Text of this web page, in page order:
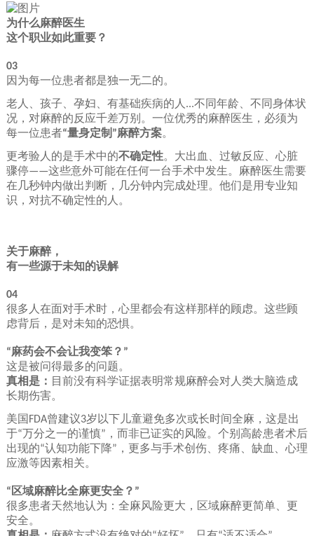
为什么麻醉医生
这个职业如此重要？
03
因为每一位患者都是独一无二的。
老人、孩子、孕妇、有基础疾病的人 ...不同年龄、不同身体状
况，对麻醉的反应千差万别。一位优秀的麻醉医生，必须为
每一位患者“量身定制 ”麻醉方案。
更考验人的是手术中的不确定性。大出血、过敏反应、心脏
骤停——这些意外可能在任何一台手术中发生。麻醉医生需要
在几秒钟内做出判断，几分钟内完成处理。他们是用专业知
识，对抗不确定性的人。
关于麻醉，
有一些源于未知的误解
04
很多人在面对手术时，心里都会有这样那样的顾虑。这些顾
虑背后，是对未知的恐惧。
“麻药会不会让我变笨？ ”
这是被问得最多的问题。
真相是： 目前没有科学证据表明常规麻醉会对人类大脑造成
长期伤害。
美国 FDA曾建议3岁以下儿童避免多次或长时间全麻，这是出
于“万分之一的谨慎” ，而非已证实的风险。个别高龄患者术后
出现的“认知功能下降” ，更多与手术创伤、疼痛、缺血、心理
应激等因素相关。
“ 区域麻醉比全麻更安全？ ”
很多患者天然地认为：全麻风险更大，区域麻醉更简单、更
安全。